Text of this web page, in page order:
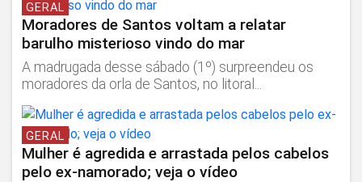
GERAL
Moradores de Santos voltam a relatar
barulho misterioso vindo do mar
A madrugada desse sábado (1º) surpreendeu os
moradores da orla de Santos, no litoral...
GERAL
Mulher é agredida e arrastada pelos cabelos
pelo ex-namorado; veja o vídeo